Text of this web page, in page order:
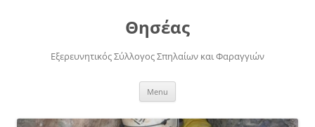
Θησέας
Εξερευνητικός Σύλλογος Σπηλαίων και Φαραγγιών
Menu